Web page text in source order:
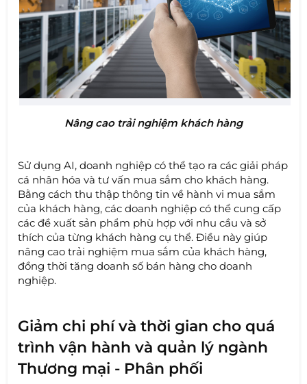
Nâng cao trải nghiệm khách hàng
Sử dụng AI, doanh nghiệp có thể tạo ra các giải pháp
cá nhân hóa và tư vấn mua sắm cho khách hàng.
Bằng cách thu thập thông tin về hành vi mua sắm
của khách hàng, các doanh nghiệp có thể cung cấp
các đề xuất sản phẩm phù hợp với nhu cầu và sở
thích của từng khách hàng cụ thể. Điều này giúp
nâng cao trải nghiệm mua sắm của khách hàng,
đồng thời tăng doanh số bán hàng cho doanh
nghiệp.
Giảm chi phí và thời gian cho quá
trình vận hành và quản lý ngành
Thương mại - Phân phối